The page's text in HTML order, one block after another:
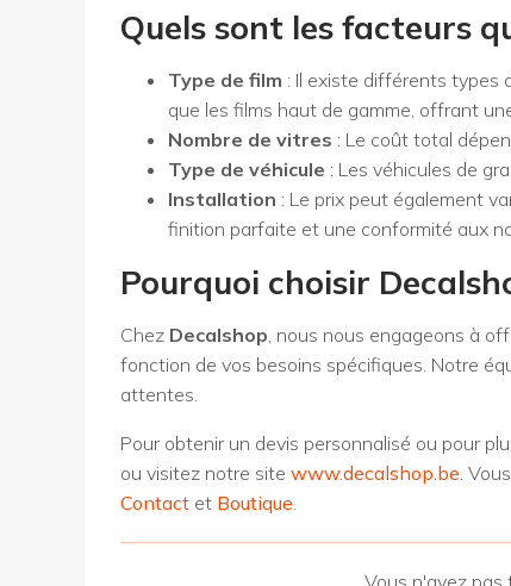
Quels sont les facteurs
Type de film : Il existe différents types
que les films haut de gamme, offrant
Nombre de vitres : Le coût total
Type de véhicule : Les véhicules de
Installation : Le prix peut également
finition parfaite et une conformité aux
Pourquoi choisir
Chez Decalshop , nous nous engageons à
fonction de vos besoins spécifiques. Notre
attentes.
Pour obtenir un devis personnalisé ou pour
ou visitez notre site www.decalshop.be .
Contact et Boutique
Vous n'avez pas